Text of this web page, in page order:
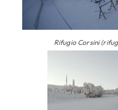
Rifugio Corsini